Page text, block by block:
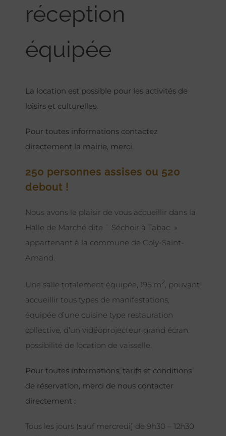
réception
équipée
La location est possible pour les activités de
loisirs et culturelles.
Pour toutes informations contactez
directement la mairie, merci.
250 personnes assises ou 520
debout !
Nous avons le plaisir de vous accueillir dans la
Halle de Marché dite ¨ Séchoir à Tabac »
appartenant à la commune de Coly-Saint-
Amand.
Une salle totalement équipée, 195 m2, pouvant
accueillir tous types de manifestations,
équipée d’une cuisine type restauration
collective, d’un vidéoprojecteur grand écran,
possibilité de location de vaisselle.
Pour toutes informations, tarifs et conditions
de réservation, merci de nous contacter
directement :
Tous les jours (sauf mercredi) de 9h30 – 12h30